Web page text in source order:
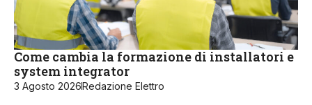
Come cambia la formazione di installatori e
system integrator
3 Agosto 2026Redazione Elettro